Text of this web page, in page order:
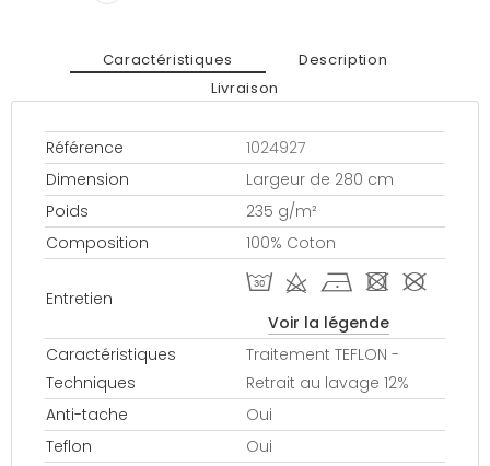
Caractéristiques
Description
Livraison
Référence
1024927
Dimension
Largeur de 280 cm
Poids
235 g/m²
Composition
100% Coton
Entretien
T d h - #
Voir la légende
Caractéristiques
Techniques
Traitement TEFLON -
Retrait au lavage 12%
Anti-tache
Oui
Teflon
Oui